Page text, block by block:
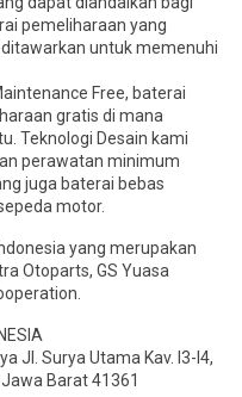
pemeliharaan yang
untuk memenuhi
Free, baterai
gratis di mana
Teknologi Desain kami
perawatan minimum
juga baterai bebas
motor.
yang merupakan
Otoparts, GS Yuasa
Jl. Surya Utama Kav. I3-I4,
Barat 41361